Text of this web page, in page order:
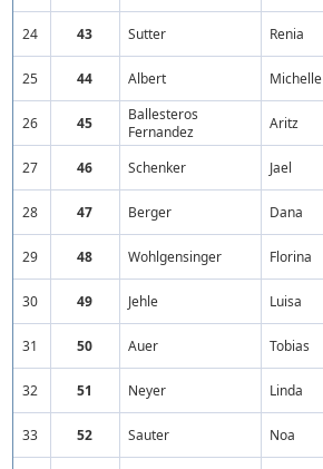
24 43 Sutter Renia
25 44 Albert Michelle
26 45
Ballesteros
Fernandez
Aritz
27 46 Schenker Jael
28 47 Berger Dana
29 48 Wohlgensinger Florina
30 49 Jehle Luisa
31 50 Auer Tobias
32 51 Neyer Linda
33 52 Sauter Noa